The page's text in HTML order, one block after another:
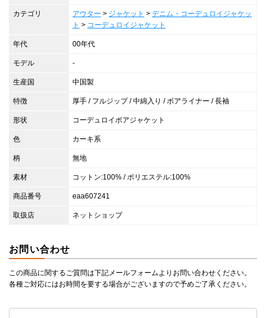
カテゴリ アウター > ジャケット > デニム・コーデュロイジャケッ
ト > コーデュロイジャケット
年代 00年代
モデル -
生産国 中国製
特徴 厚手 / フルジップ / 中綿入り / ボアライナー / 長袖
形状 コーデュロイボアジャケット
色 カーキ系
柄 無地
素材 コットン:100% / ポリエステル:100%
商品番号 eaa607241
取扱店 ネットショップ
お問い合わせ
この商品に関するご質問は下記メールフォームよりお問い合わせください。
各種ご対応にはお時間を要する場合がございますので予めご了承ください。